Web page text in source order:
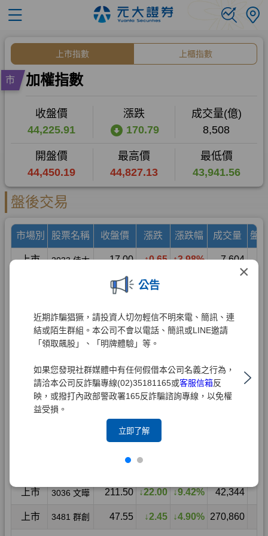
×
公告
近期詐騙猖獗，請投資人切勿輕信不明來電、簡訊、連
結或陌生群組。本公司不會以電話、簡訊或LINE邀請
「領取飆股」、「明牌體驗」等。
如果您發現社群媒體中有任何假借本公司名義之行為，
請洽本公司反詐騙專線(02)35181165或客服信箱反
映，或撥打內政部警政署165反詐騙諮詢專線，以免權
益受損。
立即了解